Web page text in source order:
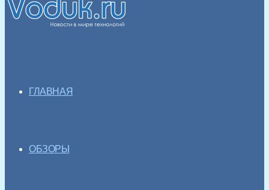
ГЛАВНАЯ
ОБЗОРЫ